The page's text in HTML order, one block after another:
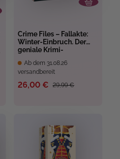
, Meike Schultchen
Crime Files – Fallakte:
Winter-Einbruch. Der
geniale Krimi-
Ab dem 31.08.26
versandbereit
29,99 €
26,00 €